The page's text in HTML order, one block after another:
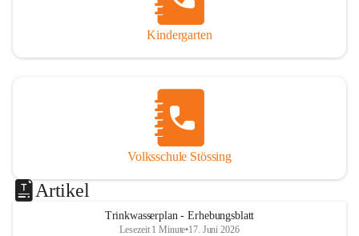
Kindergarten
Volksschule Stössing
Artikel
Trinkwasserplan - Erhebungsblatt
Lesezeit 1 Minute•17. Juni 2026